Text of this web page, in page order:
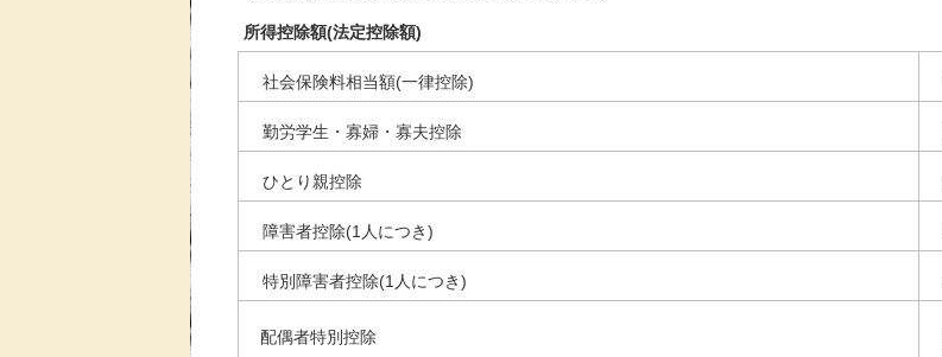
所得控除額(法定控除額)
社会保険料相当額(一律控除)
勤労学生・寡婦・寡夫控除
ひとり親控除
障害者控除(1人につき)
特別障害者控除(1人につき)
配偶者特別控除